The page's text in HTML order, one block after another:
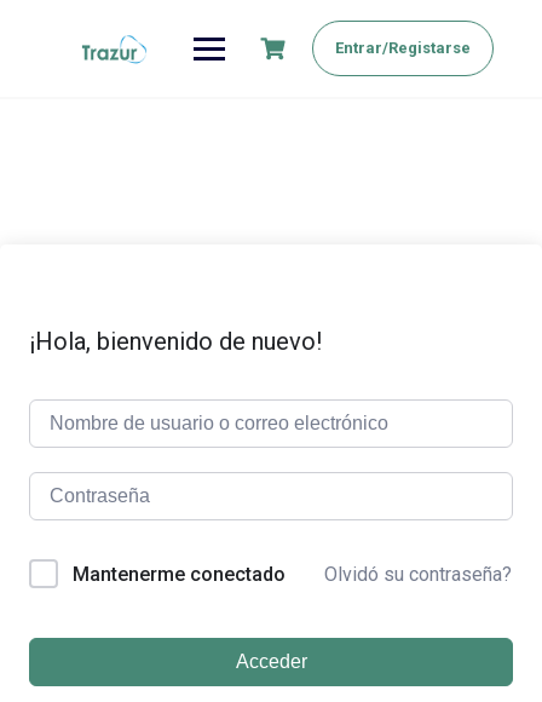
Entrar/Registarse
¡Hola, bienvenido de nuevo!
Mantenerme conectado Olvidó su contraseña?
Acceder